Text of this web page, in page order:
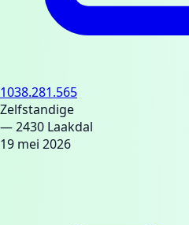
1038.281.565
Zelfstandige
— 2430 Laakdal
19 mei 2026